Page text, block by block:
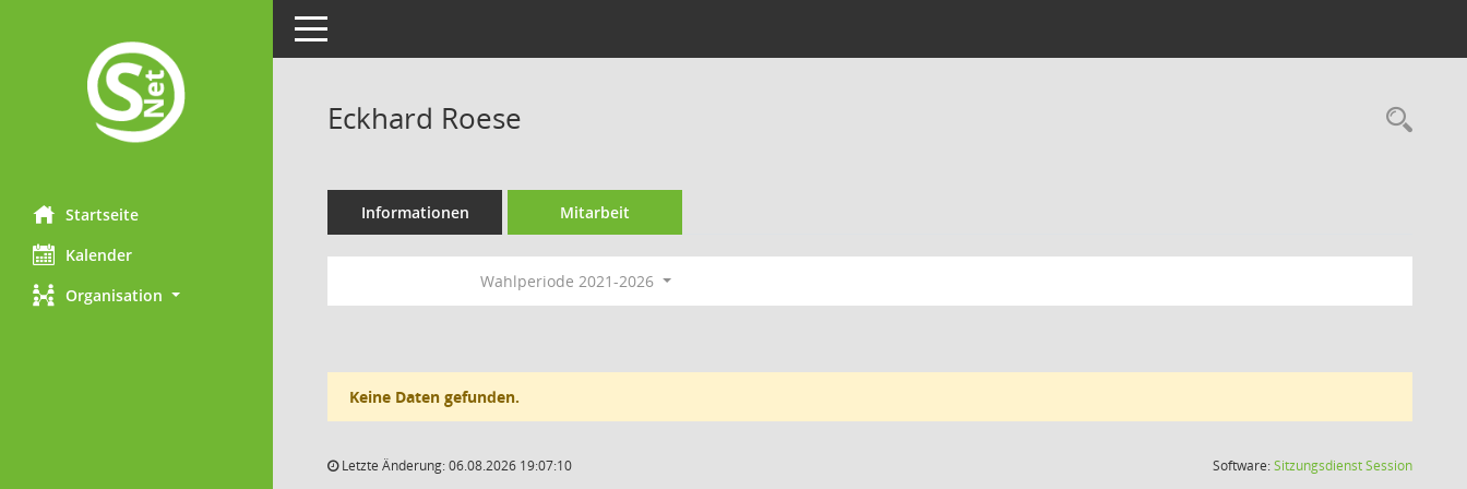
Startseite
Kalender
Organisation
Toggle navigation
Eckhard Roese
Informationen Mitarbeit
Wahlperiode 2021-2026
Keine Daten gefunden.
Letzte Änderung: 06.08.2026 19:07:10 Software:SitzungsdienstSession(Wird in